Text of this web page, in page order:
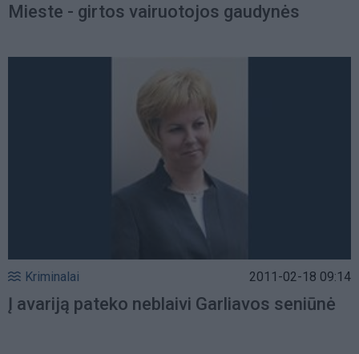
Mieste - girtos vairuotojos gaudynės
Kriminalai 2011-02-18 09:14
Į avariją pateko neblaivi Garliavos seniūnė